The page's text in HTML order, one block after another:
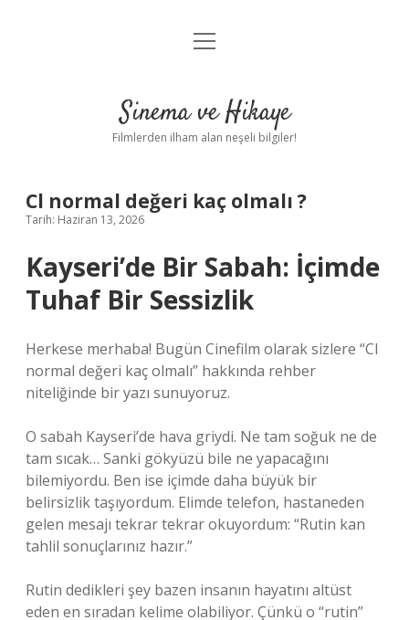
Gizlilik Politikası
Yasal Uyarı
menüyü
Sinema ve Hikaye
Filmlerden ilham alan neşeli bilgiler!
Cl normal değeri kaç olmalı ?
Tarih: Haziran 13, 2026
Kayseri’de Bir Sabah: İçimde
Tuhaf Bir Sessizlik
Herkese merhaba! Bugün Cinefilm olarak sizlere “Cl
normal değeri kaç olmalı” hakkında rehber
niteliğinde bir yazı sunuyoruz.
O sabah Kayseri’de hava griydi. Ne tam soğuk ne de
tam sıcak… Sanki gökyüzü bile ne yapacağını
bilemiyordu. Ben ise içimde daha büyük bir
belirsizlik taşıyordum. Elimde telefon, hastaneden
gelen mesajı tekrar tekrar okuyordum: “Rutin kan
tahlil sonuçlarınız hazır.”
Rutin dedikleri şey bazen insanın hayatını altüst
eden en sıradan kelime olabiliyor. Çünkü o “rutin”